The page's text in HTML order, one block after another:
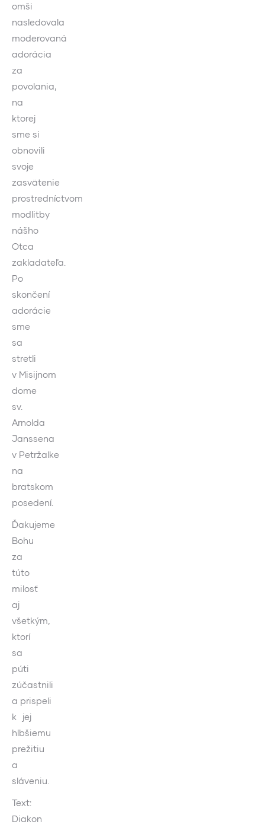
omši
nasledovala
moderovaná
adorácia
za
povolania,
na
ktorej
sme si
obnovili
svoje
zasvätenie
prostredníctvom
modlitby
nášho
Otca
zakladateľa.
Po
skončení
adorácie
sme
sa
stretli
v Misijnom
dome
sv.
Arnolda
Janssena
v Petržalke
na
bratskom
posedení.
Ďakujeme
Bohu
za
túto
milosť
aj
všetkým,
ktorí
sa
púti
zúčastnili
a prispeli
k jej
hlbšiemu
prežitiu
a
sláveniu.
Text:
Diakon